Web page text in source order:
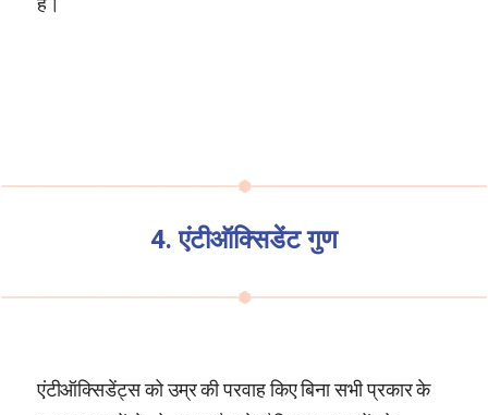
4. एंटीऑक्सिडेंट गुण
एंटीऑक्सिडेंट्स को उम्र की परवाह किए बिना सभी प्रकार के